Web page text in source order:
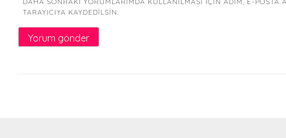
TARAYICIYA KAYDEDILSIN.